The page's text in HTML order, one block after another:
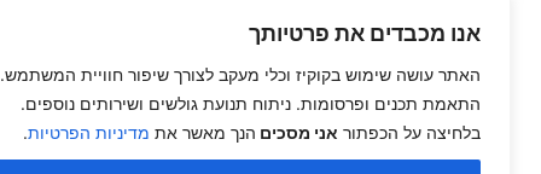
אנו מכבדים את פרטיותך
האתר עושה שימוש בקוקיז וכלי מעקב לצורך שיפור חוויית המשתמש.
התאמת תכנים ופרסומות. ניתוח תנועת גולשים ושירותים נוספים.
בלחיצה על הכפתוראני מסכיםהנך מאשר את מדיניות הפרטיות.